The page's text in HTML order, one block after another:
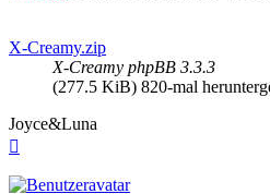
X-Creamy.zip
X-Creamy phpBB 3.3.3
(277.5 KiB) 820-mal
Joyce&Luna